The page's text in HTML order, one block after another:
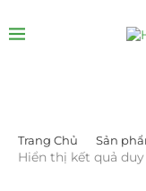
DANH MỤC SẢN
Trang Chủ Sản
Hiển thị kết quả